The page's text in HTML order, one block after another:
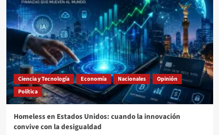
Ciencia y Tecnología Economía Nacionales
Opinión
Política
Homeless en Estados Unidos: cuando la innovación
convive con la desigualdad